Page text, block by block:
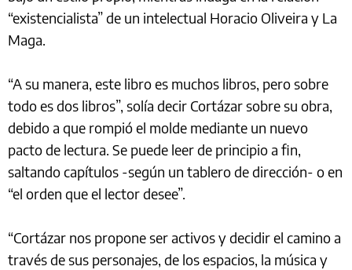
“existencialista” de un intelectual Horacio Oliveira y La
Maga.
“A su manera, este libro es muchos libros, pero sobre
todo es dos libros”, solía decir Cortázar sobre su obra,
debido a que rompió el molde mediante un nuevo
pacto de lectura. Se puede leer de principio a fin,
saltando capítulos -según un tablero de dirección- o en
“el orden que el lector desee”.
“Cortázar nos propone ser activos y decidir el camino a
través de sus personajes, de los espacios, la música y